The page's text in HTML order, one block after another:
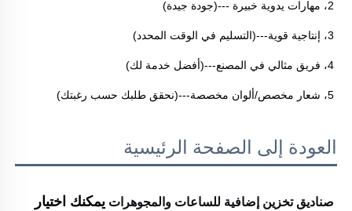
2، مهارات يدوية خبيرة ---(جودة جيدة)
3، إنتاجية قوية---(التسليم في الوقت المحدد)
4، فريق مثالي في المصنع---(أفضل خدمة لك)
5، شعار مخصص/ألوان مخصصة---(نحقق طلبك حسب رغبتك)
العودة إلى الصفحة الرئيسية
صناديق تخزين إضافية للساعات والمجوهرات